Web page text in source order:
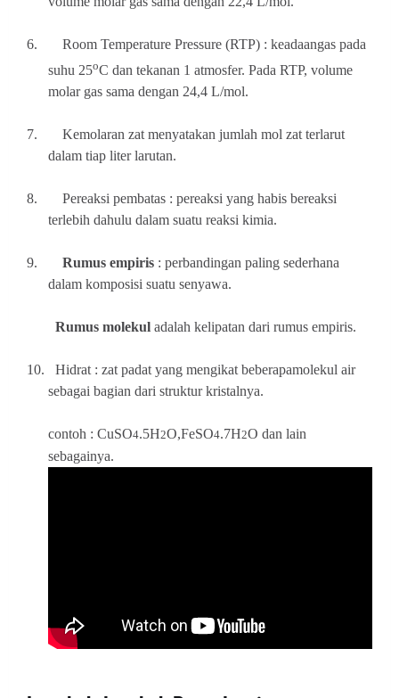
6.
Room Temperature Pressure (RTP) : keadaangas pada
suhu 25oC dan tekanan 1 atmosfer. Pada RTP, volume
molar gas sama dengan 24,4 L/mol.
7.
Kemolaran zat menyatakan jumlah mol zat terlarut
dalam tiap liter larutan.
8.
Pereaksi pembatas : pereaksi yang habis bereaksi
terlebih dahulu dalam suatu reaksi kimia.
9. Rumus empiris : perbandingan paling sederhana
dalam komposisi suatu senyawa.
Rumus molekul adalah kelipatan dari rumus empiris.
10.
Hidrat : zat padat yang mengikat beberapamolekul air
sebagai bagian dari struktur kristalnya.
contoh : CuSO4.5H2O,FeSO4.7H2O dan lain
sebagainya.